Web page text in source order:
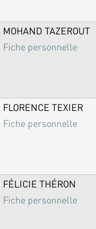
MOHAND TAZEROUT
Fiche personnelle
FLORENCE TEXIER
Fiche personnelle
FÉLICIE THÉRON
Fiche personnelle